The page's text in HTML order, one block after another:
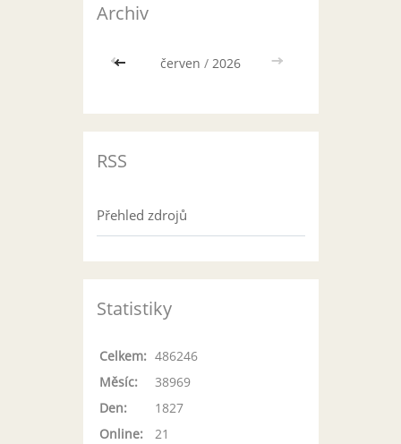
Archiv
<< červen / 2026 >>
RSS
Přehled zdrojů
Statistiky
Online: 21
Celkem: 486246
Měsíc:
38969
Den:
1827